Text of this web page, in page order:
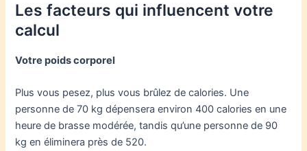
Les facteurs qui influencent votre
calcul
Votre poids corporel
Plus vous pesez, plus vous brûlez de calories. Une
personne de 70 kg dépensera environ 400 calories en une
heure de brasse modérée, tandis qu’une personne de 90
kg en éliminera près de 520.